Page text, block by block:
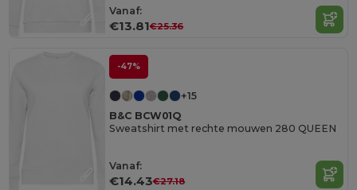
Vanaf:
€13.81€25.36
-47%
+15
B&C BCW01Q
Sweatshirt met rechte mouwen 280 QUEEN
Vanaf:
€14.43€27.18